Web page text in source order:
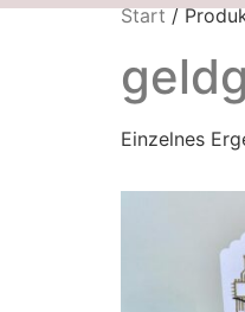
Start/
Einzelnes